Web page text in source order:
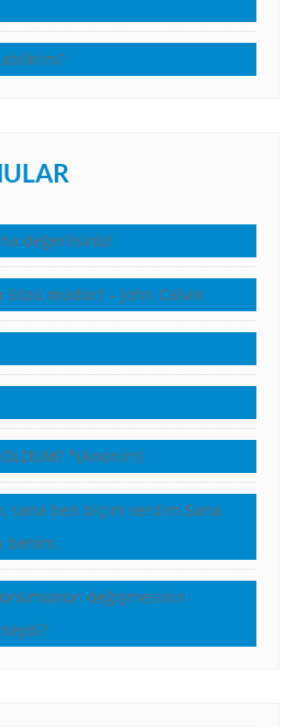
değerlisiniz!
Sözü müdür? – John Calvin
OLDUM? *(Anonim)
sana ben biçim verdim.Sana
benim.
değişmesinin